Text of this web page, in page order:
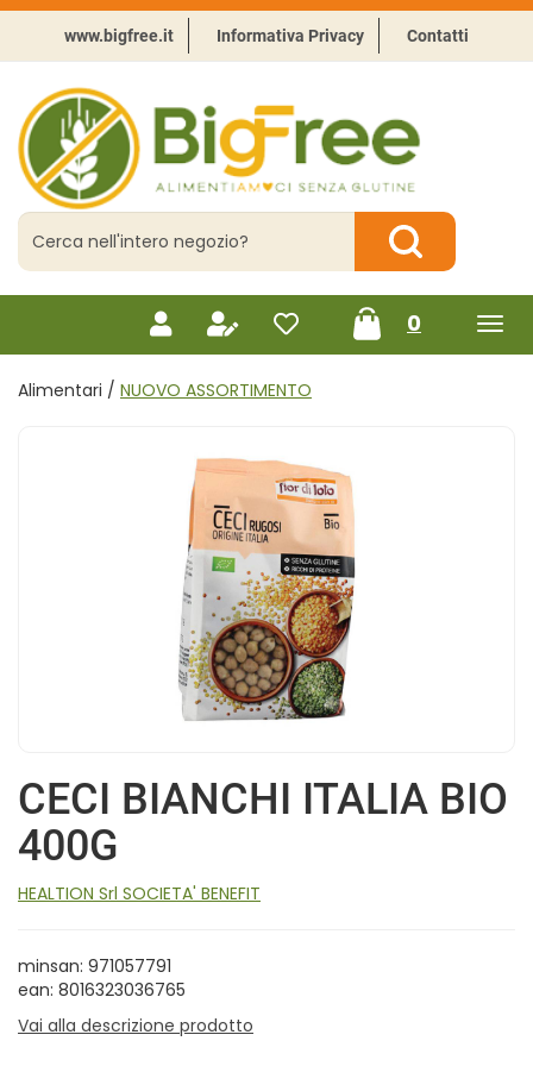
Passa
contenuto
principale
www.bigfree.it Informativa Privacy Contatti
BigFree
-
Punto
celiachia
Cerca
Prodotto
Cerca Prodotto
0prodotti
inseriti
Alimentari / NUOVO ASSORTIMENTO
CECI BIANCHI ITALIA BIO
400G
HEALTION Srl SOCIETA' BENEFIT
minsan: 971057791
ean: 8016323036765
Vai alla descrizione prodotto